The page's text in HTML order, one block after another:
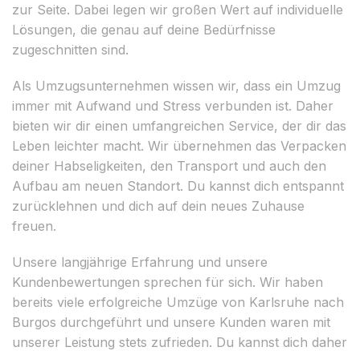
zur Seite. Dabei legen wir großen Wert auf individuelle
Lösungen, die genau auf deine Bedürfnisse
zugeschnitten sind.
Als Umzugsunternehmen wissen wir, dass ein Umzug
immer mit Aufwand und Stress verbunden ist. Daher
bieten wir dir einen umfangreichen Service, der dir das
Leben leichter macht. Wir übernehmen das Verpacken
deiner Habseligkeiten, den Transport und auch den
Aufbau am neuen Standort. Du kannst dich entspannt
zurücklehnen und dich auf dein neues Zuhause
freuen.
Unsere langjährige Erfahrung und unsere
Kundenbewertungen sprechen für sich. Wir haben
bereits viele erfolgreiche Umzüge von Karlsruhe nach
Burgos durchgeführt und unsere Kunden waren mit
unserer Leistung stets zufrieden. Du kannst dich daher